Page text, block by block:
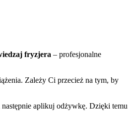
fryzjera – profesjonalne
Zależy Ci przecież na tym, by
aplikuj odżywkę. Dzięki temu